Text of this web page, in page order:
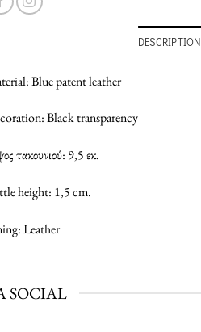
DESCRIPTION
Blue patent leather
Black transparency
τακουνιού: 9,5 εκ.
height: 1,5 cm.
Leather
SOCIAL